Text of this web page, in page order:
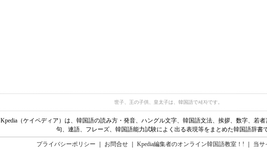
世子、王の子供、皇太子は、韓国語で세자です。
Kpedia（ケイペディア）は、韓国語の読み方・発音、ハングル文字、韓国語文法、挨拶、数字、若
句、連語、フレーズ、韓国語能力試験によく出る表現等をまとめた韓国語辞書で
プライバシーポリシー お問合せ Kpedia編集者のオンライン韓国語教室！! 当サ